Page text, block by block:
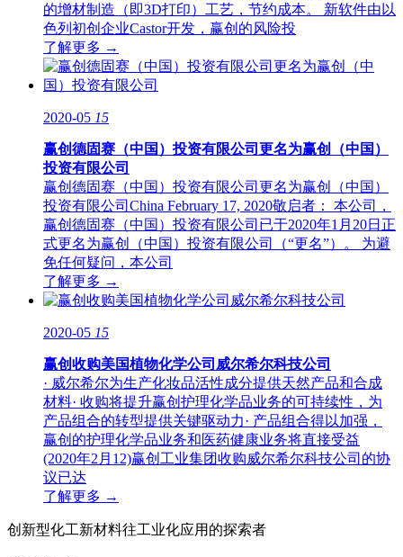
的增材制造（即3D打印）工艺，节约成本。 新软件由以
色列初创企业Castor开发，赢创的风险投
了解更多 →
2020-05 15
赢创德固赛（中国）投资有限公司更名为赢创（中国）
投资有限公司
赢创德固赛（中国）投资有限公司更名为赢创（中国）
投资有限公司China February 17, 2020敬启者： 本公司，
赢创德固赛（中国）投资有限公司已于2020年1月20日正
式更名为赢创（中国）投资有限公司（“更名”）。 为避
免任何疑问，本公司
了解更多 →
2020-05 15
赢创收购美国植物化学公司威尔希尔科技公司
· 威尔希尔为生产化妆品活性成分提供天然产品和合成
材料· 收购将提升赢创护理化学品业务的可持续性，为
产品组合的转型提供关键驱动力· 产品组合得以加强，
赢创的护理化学品业务和医药健康业务将直接受益
(2020年2月12)赢创工业集团收购威尔希尔科技公司的协
议已达
了解更多 →
创新型化工新材料往工业化应用的探索者